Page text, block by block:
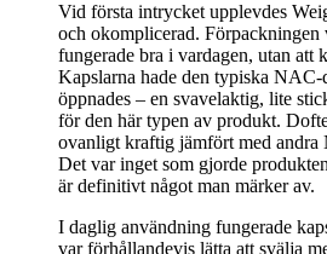
Vid första intrycket upplevdes
och okomplicerad. Förpackningen
fungerade bra i vardagen, utan att
Kapslarna hade den typiska
öppnades – en svavelaktig, lite
för den här typen av produkt.
ovanligt kraftig jämfört med andra
Det var inget som gjorde
är definitivt något man märker av.
I daglig användning fungerade
var förhållandevis lätta att svälja